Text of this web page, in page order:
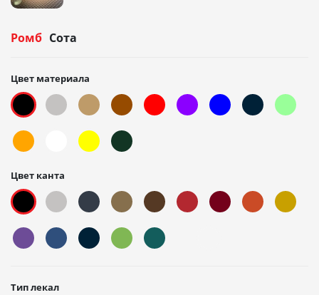
Ромб Сота
Цвет материала
Цвет канта
Тип лекал